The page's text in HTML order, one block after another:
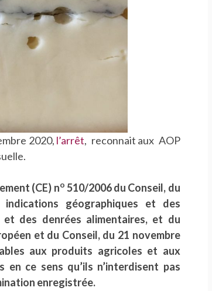
2020, l’arrêt, reconnait aux AOP
(CE) no 510/2006 du Conseil, du
géographiques et des
des denrées alimentaires, et du
et du Conseil, du 21 novembre
aux produits agricoles et aux
ce sens qu’ils n’interdisent pas
enregistrée.